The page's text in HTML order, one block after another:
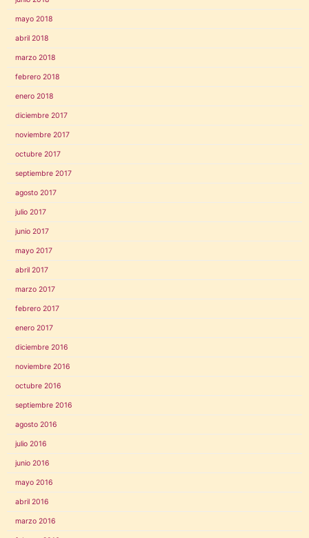
mayo 2018
abril 2018
marzo 2018
febrero 2018
enero 2018
diciembre 2017
noviembre 2017
octubre 2017
septiembre 2017
agosto 2017
julio 2017
junio 2017
mayo 2017
abril 2017
marzo 2017
febrero 2017
enero 2017
diciembre 2016
noviembre 2016
octubre 2016
septiembre 2016
agosto 2016
julio 2016
junio 2016
mayo 2016
abril 2016
marzo 2016